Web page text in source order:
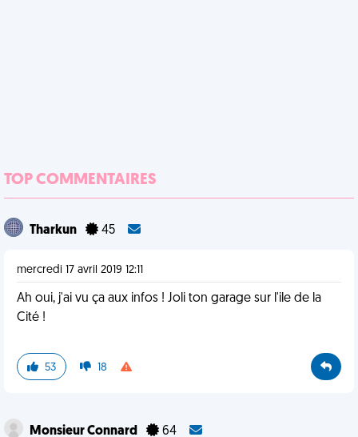
TOP COMMENTAIRES
Tharkun 45
mercredi 17 avril 2019 12:11
Ah oui, j'ai vu ça aux infos ! Joli ton garage sur l'ile de la
Cité !
53 18
Monsieur Connard 64